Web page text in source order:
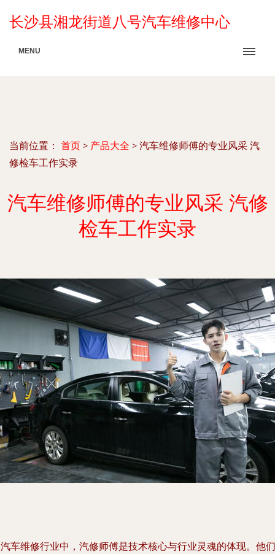
长沙县湘龙街道八号汽车维修中心
MENU
当前位置： 首页 > 产品大全 > 汽车维修师傅的专业风采 汽
修检车工作实录
汽车维修师傅的专业风采 汽修
检车工作实录
车维修行业中，汽修师傅是技术核心与行业灵魂的体现。他们